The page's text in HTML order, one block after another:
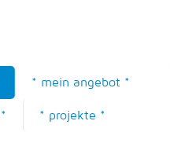
* mein angebot *
* projekte *